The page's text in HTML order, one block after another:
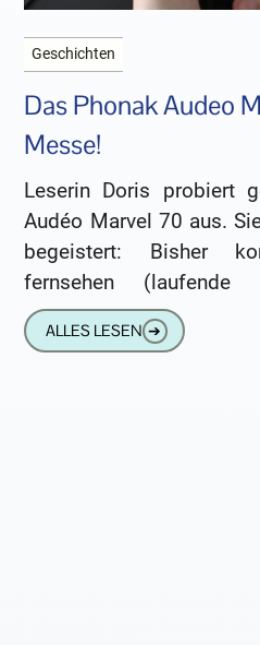
Geschichten
Das Phonak Audeo
Messe!
Leserin Doris probiert
Audéo Marvel 70 aus.
begeistert: Bisher
fernsehen (laufende
übertönte jedes Wort).
Vernissagen waren auch
ALLES LESEN ➔